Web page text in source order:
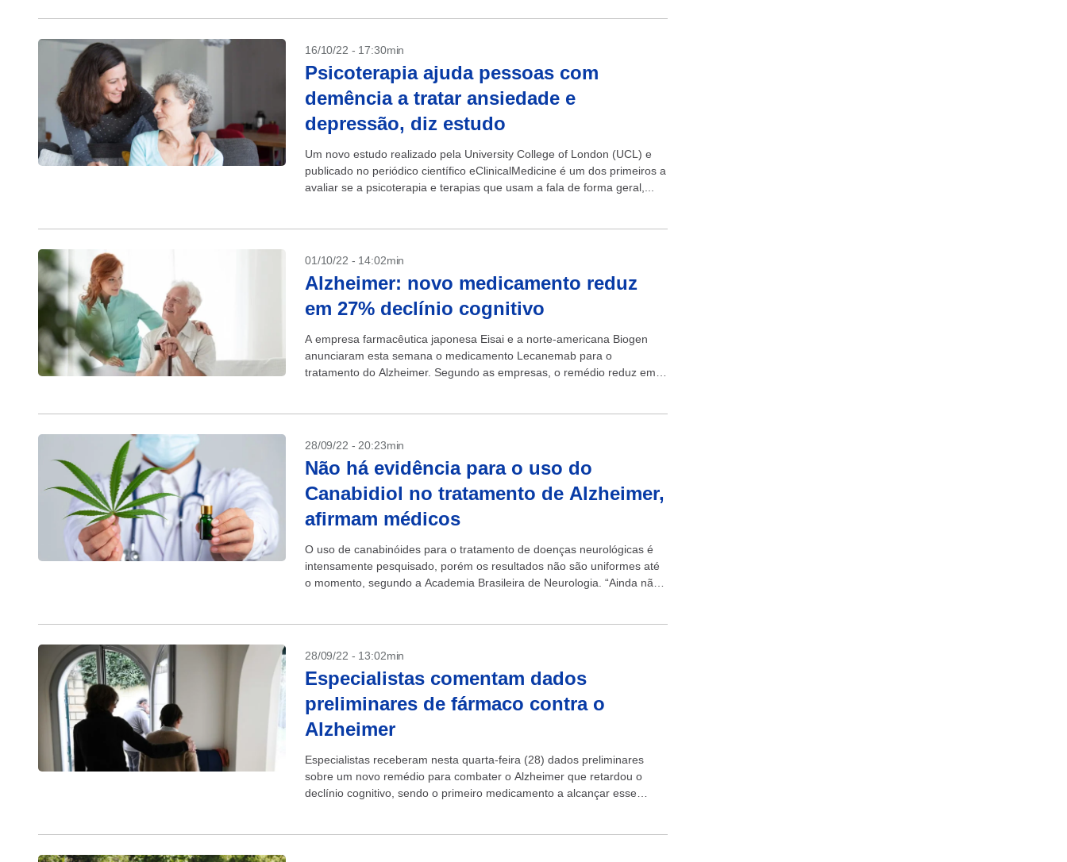
16/10/22 - 17:30min
Psicoterapia ajuda pessoas com
demência a tratar ansiedade e
depressão, diz estudo
Um novo estudo realizado pela University College of London (UCL) e
publicado no periódico científico eClinicalMedicine é um dos primeiros a
avaliar se a psicoterapia e terapias que usam a fala de forma geral,...
01/10/22 - 14:02min
Alzheimer: novo medicamento reduz
em 27% declínio cognitivo
A empresa farmacêutica japonesa Eisai e a norte-americana Biogen
anunciaram esta semana o medicamento Lecanemab para o
tratamento do Alzheimer. Segundo as empresas, o remédio reduz em
28/09/22 - 20:23min
Não há evidência para o uso do
Canabidiol no tratamento de Alzheimer,
afirmam médicos
O uso de canabinóides para o tratamento de doenças neurológicas é
intensamente pesquisado, porém os resultados não são uniformes até
o momento, segundo a Academia Brasileira de Neurologia. “Ainda não
28/09/22 - 13:02min
Especialistas comentam dados
preliminares de fármaco contra o
Alzheimer
Especialistas receberam nesta quarta-feira (28) dados preliminares
sobre um novo remédio para combater o Alzheimer que retardou o
declínio cognitivo, sendo o primeiro medicamento a alcançar esse